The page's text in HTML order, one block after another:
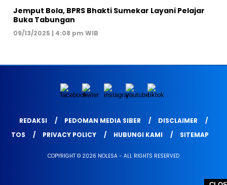
Jemput Bola, BPRS Bhakti Sumekar Layani Pelajar
Buka Tabungan
09/13/2025 | 4:08 pm WIB
REDAKSI PEDOMAN MEDIA SIBER
DISCLAIMER
TOS
PRIVACY POLICY HUBUNGI KAMI SITEMAP
COPYRIGHT © 2026 NOLESA - ALL RIGHTS RESERVED